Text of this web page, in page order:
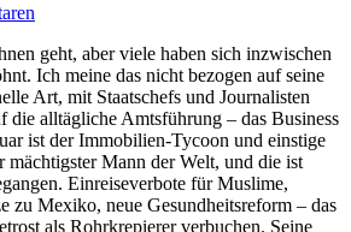
geht, aber viele haben sich inzwischen
Ich meine das nicht bezogen auf seine
Art, mit Staatschefs und Journalisten
die alltägliche Amtsführung – das Business
ist der Immobilien-Tycoon und einstige
mächtigster Mann der Welt, und die ist
Einreiseverbote für Muslime,
zu Mexiko, neue Gesundheitsreform – das
als Rohrkrepierer verbuchen. Seine